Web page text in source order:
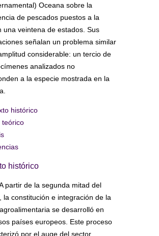
Oceana sobre la
de pescados puestos a la
una veintena de estados. Sus
señalan un problema similar
considerable: un tercio de
analizados no
a la especie mostrada en la
histórico
teórico
histórico
partir de la segunda mitad del
la constitución e integración de la
se desarrolló en
países europeos. Este proceso
por el auge del sector